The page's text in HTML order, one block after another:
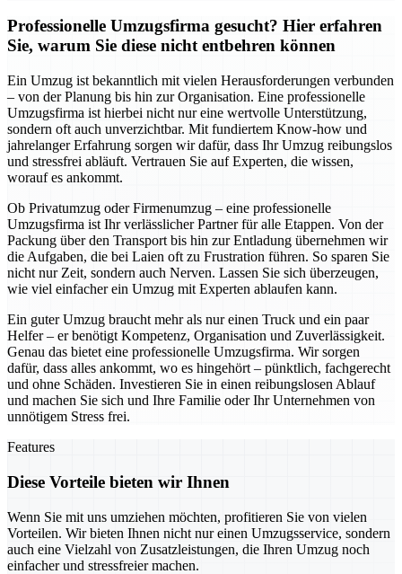
Professionelle Umzugsfirma gesucht? Hier erfahren
Sie, warum Sie diese nicht entbehren können
Ein Umzug ist bekanntlich mit vielen Herausforderungen verbunden
– von der Planung bis hin zur Organisation. Eine professionelle
Umzugsfirma ist hierbei nicht nur eine wertvolle Unterstützung,
sondern oft auch unverzichtbar. Mit fundiertem Know-how und
jahrelanger Erfahrung sorgen wir dafür, dass Ihr Umzug reibungslos
und stressfrei abläuft. Vertrauen Sie auf Experten, die wissen,
worauf es ankommt.
Ob Privatumzug oder Firmenumzug – eine professionelle
Umzugsfirma ist Ihr verlässlicher Partner für alle Etappen. Von der
Packung über den Transport bis hin zur Entladung übernehmen wir
die Aufgaben, die bei Laien oft zu Frustration führen. So sparen Sie
nicht nur Zeit, sondern auch Nerven. Lassen Sie sich überzeugen,
wie viel einfacher ein Umzug mit Experten ablaufen kann.
Ein guter Umzug braucht mehr als nur einen Truck und ein paar
Helfer – er benötigt Kompetenz, Organisation und Zuverlässigkeit.
Genau das bietet eine professionelle Umzugsfirma. Wir sorgen
dafür, dass alles ankommt, wo es hingehört – pünktlich, fachgerecht
und ohne Schäden. Investieren Sie in einen reibungslosen Ablauf
und machen Sie sich und Ihre Familie oder Ihr Unternehmen von
unnötigem Stress frei.
Features
Diese Vorteile bieten wir Ihnen
Wenn Sie mit uns umziehen möchten, profitieren Sie von vielen
Vorteilen. Wir bieten Ihnen nicht nur einen Umzugsservice, sondern
auch eine Vielzahl von Zusatzleistungen, die Ihren Umzug noch
einfacher und stressfreier machen.